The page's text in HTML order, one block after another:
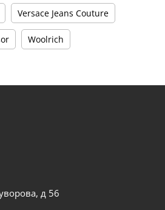
Versace Jeans Couture
Woolrich
д 56